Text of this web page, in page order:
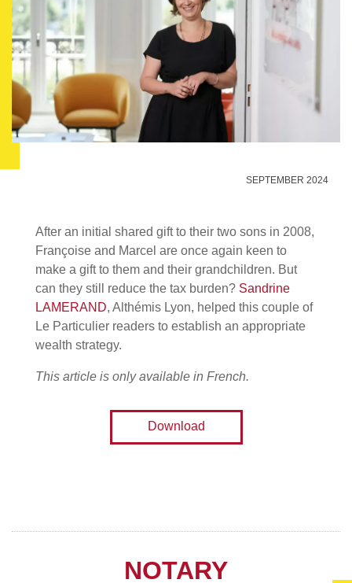
SEPTEMBER 2024
After an initial shared gift to their two sons in 2008,
Françoise and Marcel are once again keen to
make a gift to them and their grandchildren. But
can they still reduce the tax burden? Sandrine
LAMERAND, Althémis Lyon, helped this couple of
Le Particulier readers to establish an appropriate
wealth strategy.
This article is only available in French.
Download
NOTARY